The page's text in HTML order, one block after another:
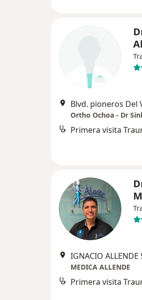
Blvd. pioneros Del
Ortho Ochoa - Dr
Primera visita
IGNACIO
MEDICA ALLENDE
Primera visita